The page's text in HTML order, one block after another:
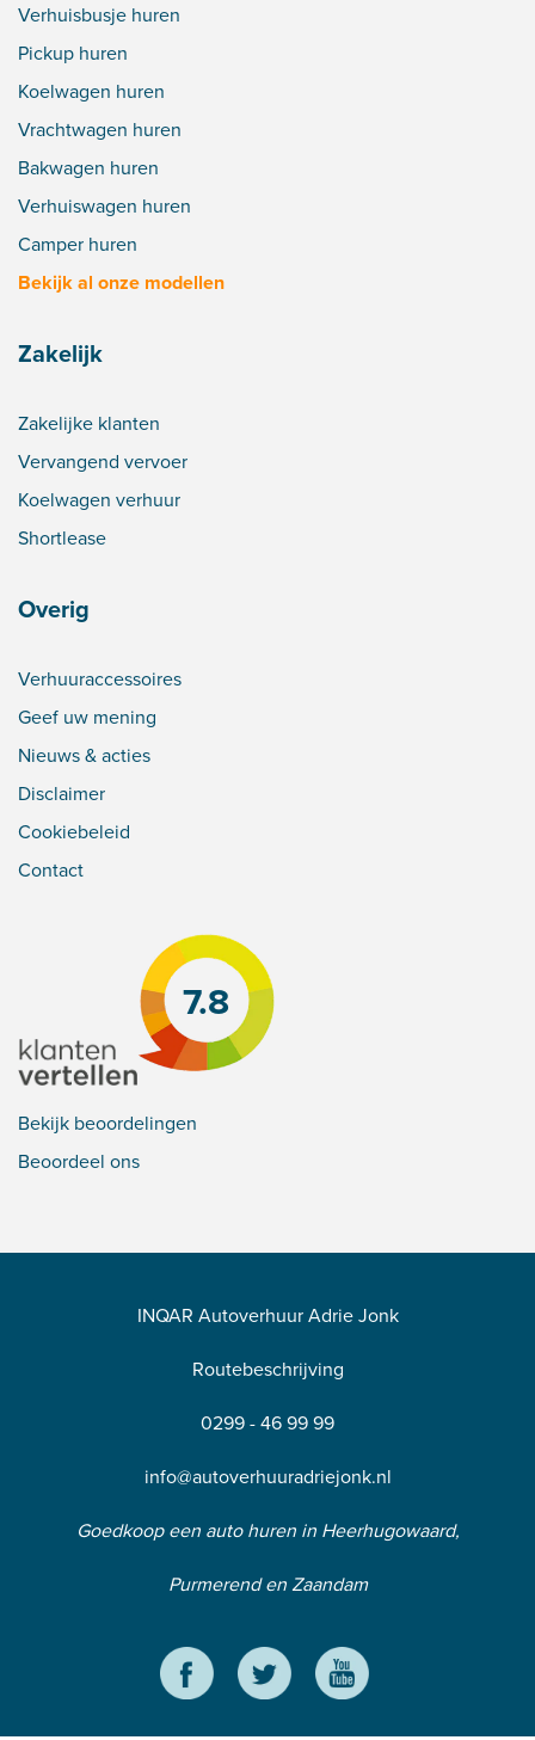
Verhuisbusje huren
Pickup huren
Koelwagen huren
Vrachtwagen huren
Bakwagen huren
Verhuiswagen huren
Camper huren
Bekijk al onze modellen
Zakelijk
Zakelijke klanten
Vervangend vervoer
Koelwagen verhuur
Shortlease
Overig
Verhuuraccessoires
Geef uw mening
Nieuws & acties
Disclaimer
Cookiebeleid
Contact
7.8
Bekijk beoordelingen
Beoordeel ons
INQAR Autoverhuur Adrie Jonk
Routebeschrijving
0299 - 46 99 99
info@autoverhuuradriejonk.nl
Goedkoop een auto huren in Heerhugowaard,
Purmerend en Zaandam